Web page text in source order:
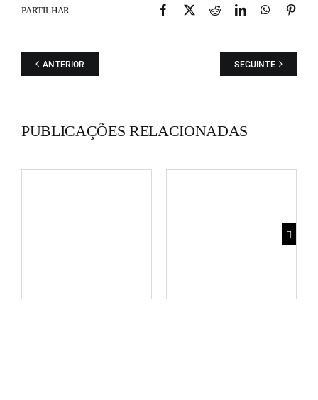
PARTILHAR Facebook
X RedditLinkedIn
ANTERIOR SEGUINTE
PUBLICAÇÕES RELACIONADAS